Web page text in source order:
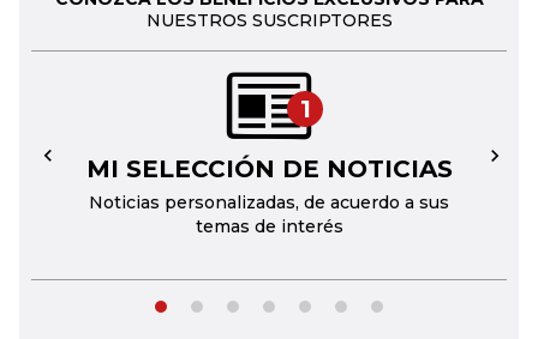
NUESTROS SUSCRIPTORES
1
MI SELECCIÓN DE NOTICIAS
Noticias personalizadas, de acuerdo a sus
temas de interés
← →